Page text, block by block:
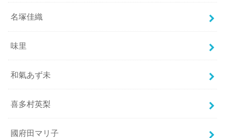
名塚佳織
味里
和氣あず未
喜多村英梨
國府田マリ子